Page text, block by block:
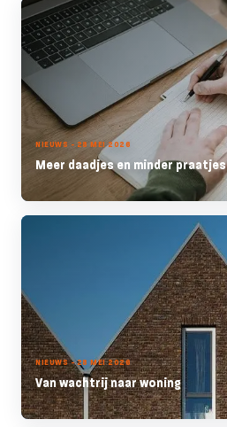
NIEUWS - 28 MEI 2026
Meer daadjes en minder praatjes
NIEUWS - 28 MEI 2026
Van wachtrij naar woning